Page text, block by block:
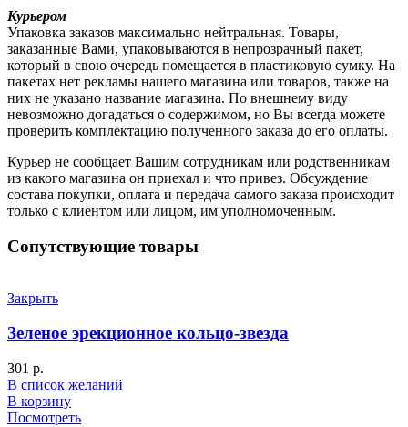
Курьером
Упаковка заказов максимально нейтральная. Товары,
заказанные Вами, упаковываются в непрозрачный пакет,
который в свою очередь помещается в пластиковую сумку. На
пакетах нет рекламы нашего магазина или товаров, также на
них не указано название магазина. По внешнему виду
невозможно догадаться о содержимом, но Вы всегда можете
проверить комплектацию полученного заказа до его оплаты.
Курьер не сообщает Вашим сотрудникам или родственникам
из какого магазина он приехал и что привез. Обсуждение
состава покупки, оплата и передача самого заказа происходит
только с клиентом или лицом, им уполномоченным.
Сопутствующие товары
Закрыть
Зеленое эрекционное кольцо-звезда
301 р.
В список желаний
В корзину
Посмотреть